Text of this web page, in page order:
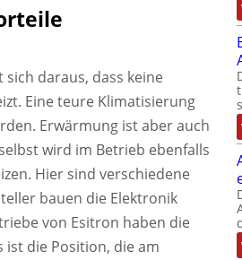
daraus, dass keine
Eine teure Klimatisierung
Erwärmung ist aber auch
wird im Betrieb ebenfalls
Hier sind verschiedene
bauen die Elektronik
von Esitron haben die
ist die Position, die am